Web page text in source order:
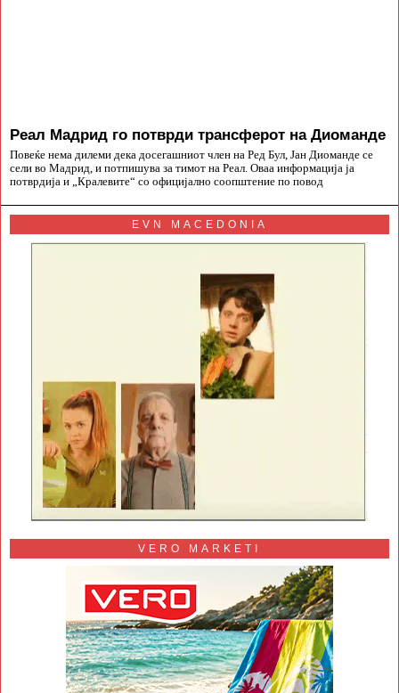
Реал Мадрид го потврди трансферот на Диоманде
Повеќе нема дилеми дека досегашниот член на Ред Бул, Јан Диоманде се
сели во Мадрид, и потпишува за тимот на Реал. Оваа информација ја
потврдија и „Кралевите“ со официјално соопштение по повод
EVN MACEDONIA
VERO MARKETI